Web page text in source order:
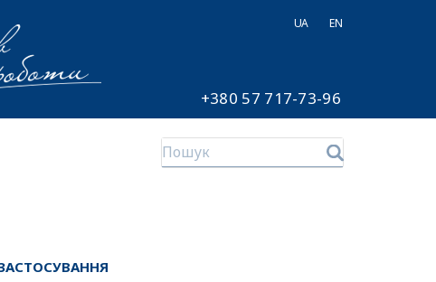
UA EN
+380 57 717-73-96